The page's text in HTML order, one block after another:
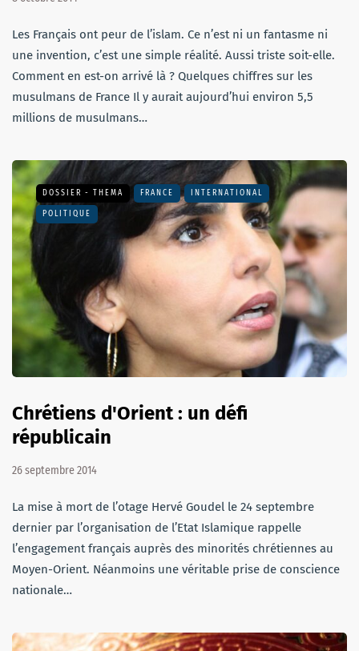
Les Français ont peur de l’islam. Ce n’est ni un fantasme ni
une invention, c’est une simple réalité. Aussi triste soit-elle.
Comment en est-on arrivé là ? Quelques chiffres sur les
musulmans de France Il y aurait aujourd’hui environ 5,5
millions de musulmans…
DOSSIER - THEMA FRANCE INTERNATIONAL
POLITIQUE
Chrétiens d'Orient : un défi
républicain
26 septembre 2014
La mise à mort de l’otage Hervé Goudel le 24 septembre
dernier par l’organisation de l’Etat Islamique rappelle
l’engagement français auprès des minorités chrétiennes au
Moyen-Orient. Néanmoins une véritable prise de conscience
nationale…